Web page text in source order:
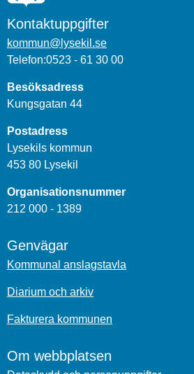
Kontaktuppgifter
kommun@lysekil.se
Telefon:0523 - 61 30 00
Besöksadress
Kungsgatan 44
Postadress
Lysekils kommun
453 80 Lysekil
Organisationsnummer
212 000 - 1389
Genvägar
Kommunal anslagstavla
Diarium och arkiv
Fakturera kommunen
Om webbplatsen